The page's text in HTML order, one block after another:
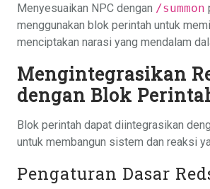
Menyesuaikan NPC dengan /summon
menggunakan blok perintah untuk
menciptakan narasi yang mendalam
Mengintegrasikan
dengan Blok
Blok perintah dapat diintegrasikan
untuk membangun sistem dan reaksi
Pengaturan Dasar